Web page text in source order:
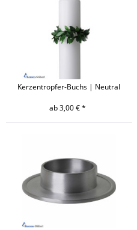
Kerzentropfer-Buchs | Neutral
ab 3,00 € *